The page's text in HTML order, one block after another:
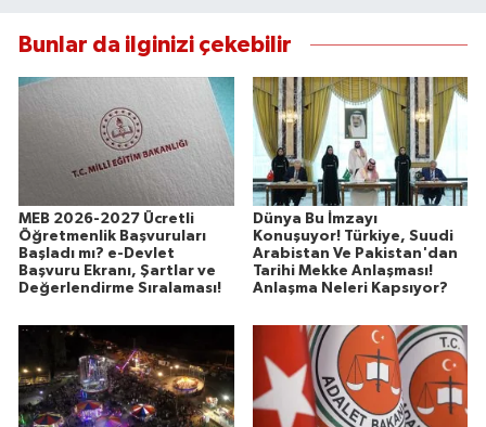
Bunlar da ilginizi çekebilir
MEB 2026-2027 Ücretli
Öğretmenlik Başvuruları
Başladı mı? e-Devlet
Başvuru Ekranı, Şartlar ve
Değerlendirme Sıralaması!
Dünya Bu İmzayı
Konuşuyor! Türkiye, Suudi
Arabistan Ve Pakistan'dan
Tarihi Mekke Anlaşması!
Anlaşma Neleri Kapsıyor?